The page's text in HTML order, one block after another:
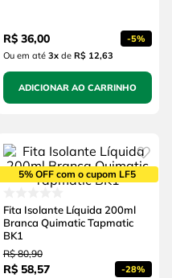
R$ 36,00 -5%
Ou em até 3xde R$ 12,63
ADICIONAR AO CARRINHO
5% OFF com o cupom LF5
Fita Isolante Líquida 200ml
Branca Quimatic Tapmatic
BK1
R$ 80,90
R$ 58,57 -28%